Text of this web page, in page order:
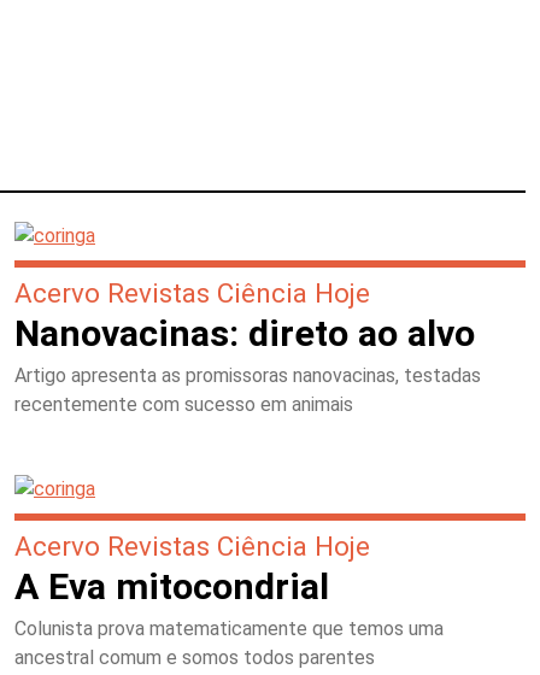
Acervo Revistas Ciência Hoje
Nanovacinas: direto ao alvo
Artigo apresenta as promissoras nanovacinas, testadas
recentemente com sucesso em animais
Acervo Revistas Ciência Hoje
A Eva mitocondrial
Colunista prova matematicamente que temos uma
ancestral comum e somos todos parentes